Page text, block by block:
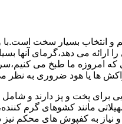
و انتخاب بسیار سخت است.با
ارائه می دهد،گرمای آنها
که امروزه ما طبخ می
هواکش ها یا هود ضروری به
برای پخت و پز دارند و شامل
مانند کشوهای گرم
به کفپوش های محکم نیز